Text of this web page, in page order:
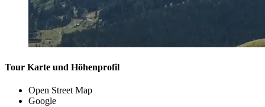
Tour Karte und Höhenprofil
Open Street Map
Google